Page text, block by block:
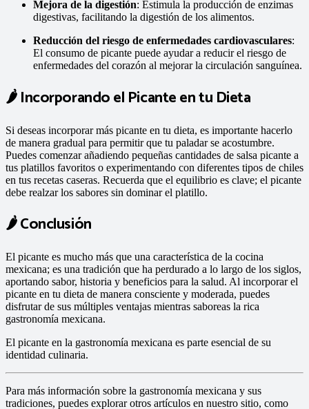
Mejora de la digestión: Estimula la producción de enzimas
digestivas, facilitando la digestión de los alimentos.
Reducción del riesgo de enfermedades cardiovasculares:
El consumo de picante puede ayudar a reducir el riesgo de
enfermedades del corazón al mejorar la circulación sanguínea.​
🌶️ Incorporando el Picante en tu Dieta
Si deseas incorporar más picante en tu dieta, es importante hacerlo
de manera gradual para permitir que tu paladar se acostumbre.
Puedes comenzar añadiendo pequeñas cantidades de salsa picante a
tus platillos favoritos o experimentando con diferentes tipos de chiles
en tus recetas caseras. Recuerda que el equilibrio es clave; el picante
debe realzar los sabores sin dominar el platillo.​
🌶️ Conclusión
El picante es mucho más que una característica de la cocina
mexicana; es una tradición que ha perdurado a lo largo de los siglos,
aportando sabor, historia y beneficios para la salud. Al incorporar el
picante en tu dieta de manera consciente y moderada, puedes
disfrutar de sus múltiples ventajas mientras saboreas la rica
gastronomía mexicana.
El picante en la gastronomía mexicana es parte esencial de su
identidad culinaria.​
Para más información sobre la gastronomía mexicana y sus
tradiciones, puedes explorar otros artículos en nuestro sitio, como